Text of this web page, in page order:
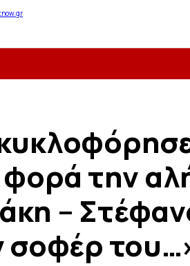
φορά την
–
σοφέρ